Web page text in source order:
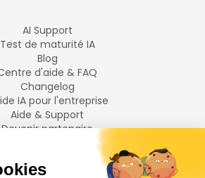
AI Support
Test de maturité IA
Blog
d'aide & FAQ
Changelog
IA pour l'entreprise
Aide & Support
Devenir partenaire
LANGUES